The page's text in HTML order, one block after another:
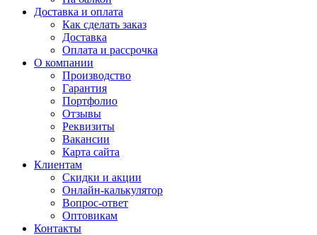
Доставка и оплата
Как сделать заказ
Доставка
Оплата и рассрочка
О компании
Производство
Гарантия
Портфолио
Отзывы
Реквизиты
Вакансии
Карта сайта
Клиентам
Скидки и акции
Онлайн-калькулятор
Вопрос-ответ
Оптовикам
Контакты